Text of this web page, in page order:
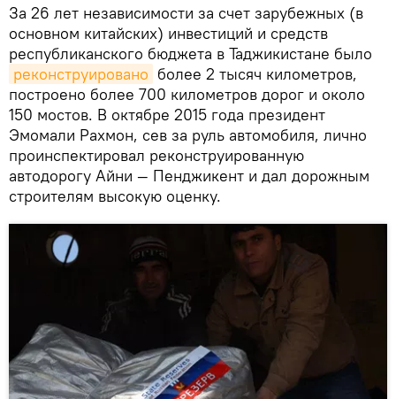
За 26 лет независимости за счет зарубежных (в
основном китайских) инвестиций и средств
республиканского бюджета в Таджикистане было
реконструировано более 2 тысяч километров,
построено более 700 километров дорог и около
150 мостов. В октябре 2015 года президент
Эмомали Рахмон, сев за руль автомобиля, лично
проинспектировал реконструированную
автодорогу Айни — Пенджикент и дал дорожным
строителям высокую оценку.